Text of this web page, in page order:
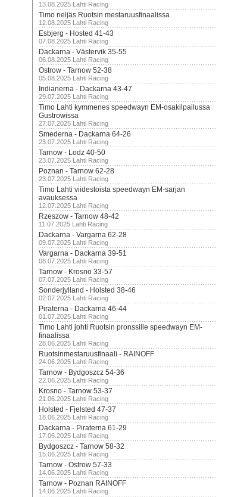
13.08.2025 Lahti Racing
Timo neljäs Ruotsin mestaruusfinaalissa
12.08.2025 Lahti Racing
Esbjerg - Hosted 41-43
07.08.2025 Lahti Racing
Dackarna - Västervik 35-55
06.08.2025 Lahti Racing
Ostrow - Tarnow 52-38
05.08.2025 Lahti Racing
Indianerna - Dackarna 43-47
29.07.2025 Lahti Racing
Timo Lahti kymmenes speedwayn EM-osakilpailussa
Gustrowissa
27.07.2025 Lahti Racing
Smederna - Dackarna 64-26
23.07.2025 Lahti Racing
Tarnow - Lodz 40-50
23.07.2025 Lahti Racing
Poznan - Tarnow 62-28
23.07.2025 Lahti Racing
Timo Lahti viidestoista speedwayn EM-sarjan
avauksessa
12.07.2025 Lahti Racing
Rzeszow - Tarnow 48-42
11.07.2025 Lahti Racing
Dackarna - Vargarna 62-28
09.07.2025 Lahti Racing
Vargarna - Dackarna 39-51
08.07.2025 Lahti Racing
Tarnow - Krosno 33-57
07.07.2025 Lahti Racing
Sonderjylland - Holsted 38-46
02.07.2025 Lahti Racing
Piraterna - Dackarna 46-44
01.07.2025 Lahti Racing
Timo Lahti johti Ruotsin pronssille speedwayn EM-
finaalissa
28.06.2025 Lahti Racing
Ruotsinmestaruusfinaali - RAINOFF
24.06.2025 Lahti Racing
Tarnow - Bydgoszcz 54-36
22.06.2025 Lahti Racing
Krosno - Tarnow 53-37
21.06.2025 Lahti Racing
Holsted - Fjelsted 47-37
18.06.2025 Lahti Racing
Dackarna - Piraterna 61-29
17.06.2025 Lahti Racing
Bydgoszcz - Tarnow 58-32
15.06.2025 Lahti Racing
Tarnow - Ostrow 57-33
14.06.2025 Lahti Racing
Tarnow - Poznan RAINOFF
14.06.2025 Lahti Racing